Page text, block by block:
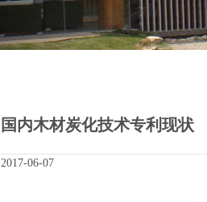
国内木材炭化技术专利现状
2017-06-07